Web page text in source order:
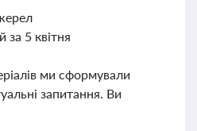
за 5 квітня
ми сформували
запитання. Ви